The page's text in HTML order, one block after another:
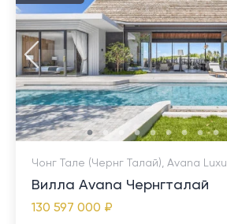
Чонг Тале (Чернг Талай), Avana
Вилла Avana Чернгталай
130 597 000 ₽